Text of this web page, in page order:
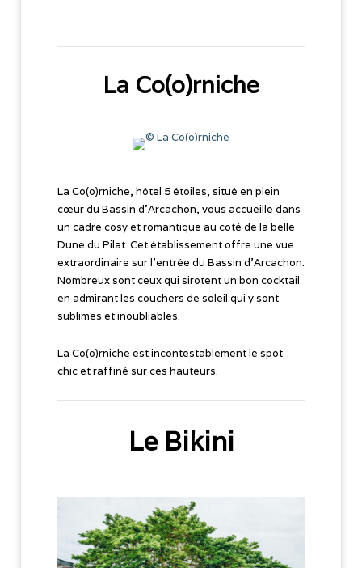
La Co(o)rniche
La Co(o)rniche, hôtel 5 étoiles, situé en plein
cœur du Bassin d'Arcachon, vous accueille dans
un cadre cosy et romantique au coté de la belle
Dune du Pilat. Cet établissement offre une vue
extraordinaire sur l'entrée du Bassin d'Arcachon.
Nombreux sont ceux qui sirotent un bon cocktail
en admirant les couchers de soleil qui y sont
sublimes et inoubliables.
La Co(o)rniche est incontestablement le spot
chic et raffiné sur ces hauteurs.
Le Bikini